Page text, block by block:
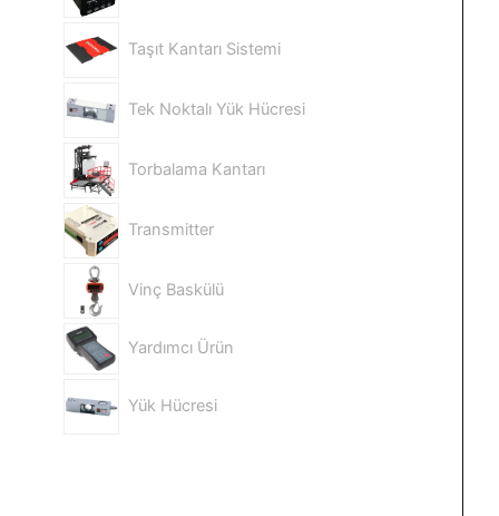
Taşıt Kantarı Sistemi
Tek Noktalı Yük Hücresi
Torbalama Kantarı
Transmitter
Vinç Baskülü
Yardımcı Ürün
Yük Hücresi